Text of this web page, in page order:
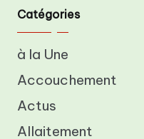
Catégories
à la Une
Accouchement
Actus
Allaitement